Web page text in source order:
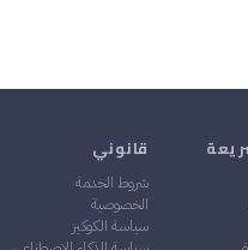
قانوني
شروط الخدمة
الخصوصية
سياسة الكوكيز